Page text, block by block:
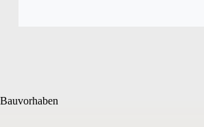
Bauvorhaben